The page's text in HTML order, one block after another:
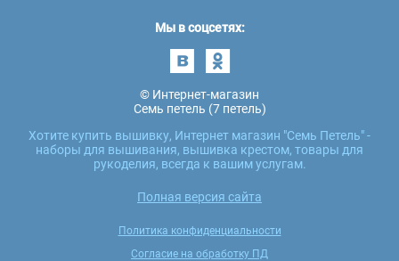
Мы в соцсетях:
© Интернет-магазин
Семь петель (7 петель)
Хотите купить вышивку, Интернет магазин "Семь Петель" -
наборы для вышивания, вышивка крестом, товары для
рукоделия, всегда к вашим услугам.
Полная версия сайта
Политика конфиденциальности
Согласие на обработку ПД